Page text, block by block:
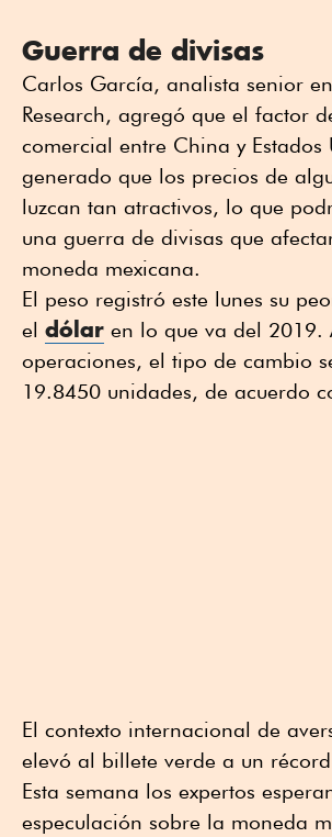
Guerra de divisas
Carlos García, analista senior
Research, agregó que el factor
comercial entre China y Estados
generado que los precios de
luzcan tan atractivos, lo que
una guerra de divisas que
moneda mexicana.
El peso registró este lunes su
el dólar en lo que va del 2019.
operaciones, el tipo de cambio
19.8450 unidades, de acuerdo
El contexto internacional de
elevó al billete verde a un
Esta semana los expertos
especulación sobre la moneda